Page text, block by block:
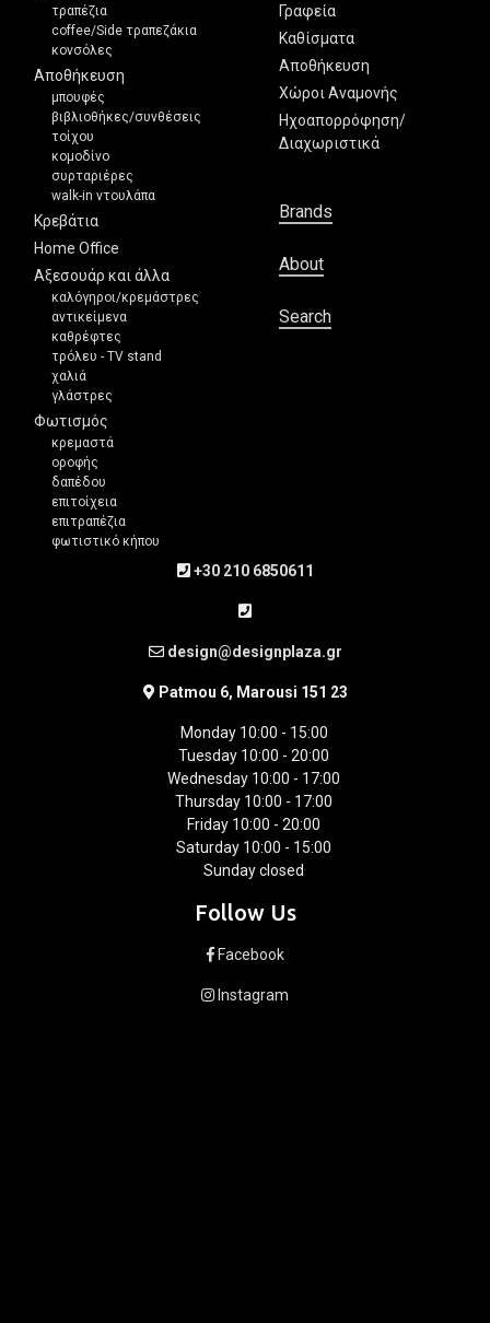
τραπέζια
coffee/Side τραπεζάκια
κονσόλες
Αποθήκευση
μπουφές
βιβλιοθήκες/συνθέσεις
τοίχου
κομοδίνο
συρταριέρες
walk-in ντουλάπα
Κρεβάτια
Home Office
Αξεσουάρ και άλλα
καλόγηροι/κρεμάστρες
αντικείμενα
καθρέφτες
τρόλευ - TV stand
χαλιά
γλάστρες
Φωτισμός
κρεμαστά
οροφής
δαπέδου
επιτοίχεια
επιτραπέζια
φωτιστικό κήπου
Γραφεία
Καθίσματα
Αποθήκευση
Χώροι Αναμονής
Ηχοαπορρόφηση/
Διαχωριστικά
Brands
About
Search
+30 210 6850611
design@designplaza.gr
Patmou 6, Marousi 151 23
Monday 10:00 - 15:00
Tuesday 10:00 - 20:00
Wednesday 10:00 - 17:00
Thursday 10:00 - 17:00
Friday 10:00 - 20:00
Saturday 10:00 - 15:00
Sunday closed
Follow Us
Facebook
Instagram